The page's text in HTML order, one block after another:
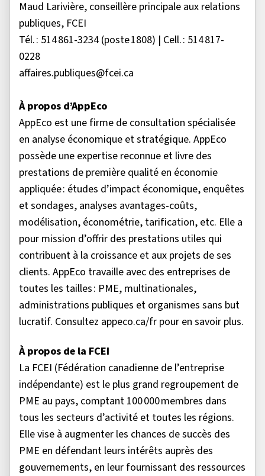
Maud Larivière, conseillère principale aux relations
publiques, FCEI
Tél. : 514 861-3234 (poste 1808) | Cell. : 514 817-
0228
affaires.publiques@fcei.ca
À propos d’AppEco
AppEco est une firme de consultation spécialisée
en analyse économique et stratégique. AppEco
possède une expertise reconnue et livre des
prestations de première qualité en économie
appliquée : études d’impact économique, enquêtes
et sondages, analyses avantages-coûts,
modélisation, économétrie, tarification, etc. Elle a
pour mission d’offrir des prestations utiles qui
contribuent à la croissance et aux projets de ses
clients. AppEco travaille avec des entreprises de
toutes les tailles : PME, multinationales,
administrations publiques et organismes sans but
lucratif. Consultez appeco.ca/fr pour en savoir plus.
À propos de la FCEI
La FCEI (Fédération canadienne de l’entreprise
indépendante) est le plus grand regroupement de
PME au pays, comptant 100 000 membres dans
tous les secteurs d’activité et toutes les régions.
Elle vise à augmenter les chances de succès des
PME en défendant leurs intérêts auprès des
gouvernements, en leur fournissant des ressources